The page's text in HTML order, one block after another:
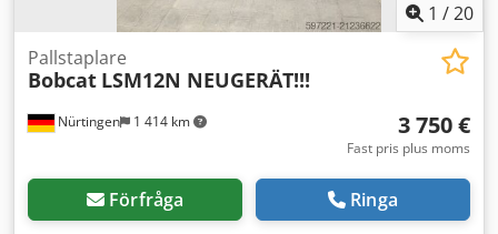
1 /20
Nürtingen 1 414 km
Pallstaplare
Bobcat LSM12N NEUGERÄT!!!
3 750 €
Fast pris plus moms
Förfråga Ringa